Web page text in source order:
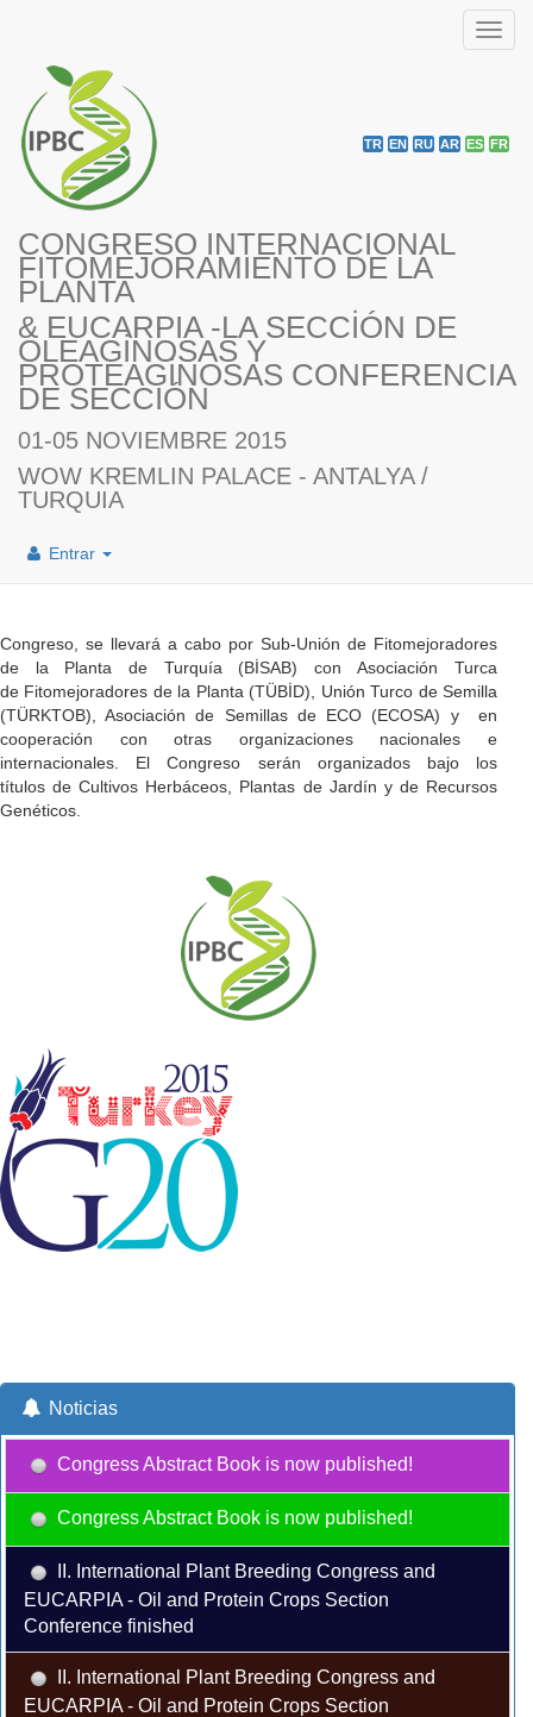
CONGRESO INTERNACIONAL
FITOMEJORAMIENTO DE LA
PLANTA
& EUCARPIA -LA SECCİÓN DE
OLEAGİNOSAS Y
PROTEAGİNOSAS CONFERENCIA
DE SECCIÓN
01-05 NOVIEMBRE 2015
WOW KREMLIN PALACE - ANTALYA /
TURQUIA
TR EN RU AR ES FR
Entrar
Congreso, se llevará a cabo por Sub-Unión de Fitomejoradores
de la Planta de Turquía (BİSAB) con Asociación Turca
de Fitomejoradores de la Planta (TÜBİD), Unión Turco de Semilla
(TÜRKTOB), Asociación de Semillas de ECO (ECOSA) y en
cooperación con otras organizaciones nacionales e
internacionales. El Congreso serán organizados bajo los
títulos de Cultivos Herbáceos, Plantas de Jardín y de Recursos
Genéticos.
Noticias
Congress Abstract Book is now published!
Congress Abstract Book is now published!
II. International Plant Breeding Congress and
EUCARPIA - Oil and Protein Crops Section
Conference finished
II. International Plant Breeding Congress and
EUCARPIA - Oil and Protein Crops Section